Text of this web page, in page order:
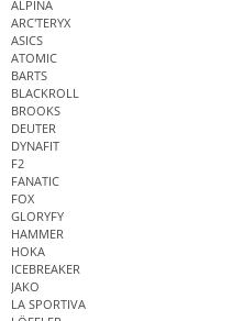
ALPINA
ARC'TERYX
ASICS
ATOMIC
BARTS
BLACKROLL
BROOKS
DEUTER
DYNAFIT
F2
FANATIC
FOX
GLORYFY
HAMMER
HOKA
ICEBREAKER
JAKO
LA SPORTIVA